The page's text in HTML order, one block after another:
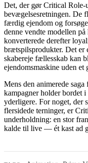
Det, der gør Critical Role-
bevægelsesretningen. De
færdig ejendom og
denne vendte modellen
konverterede derefter
brætspilsprodukter. Det er
skabereje fællesskab kan
ejendomsmaskine uden et
Mens den animerede
kampagner holder bordet
yderligere. For noget, der
flersidede terninger, er
underholdning: en stor
kalde til live — ét kast ad